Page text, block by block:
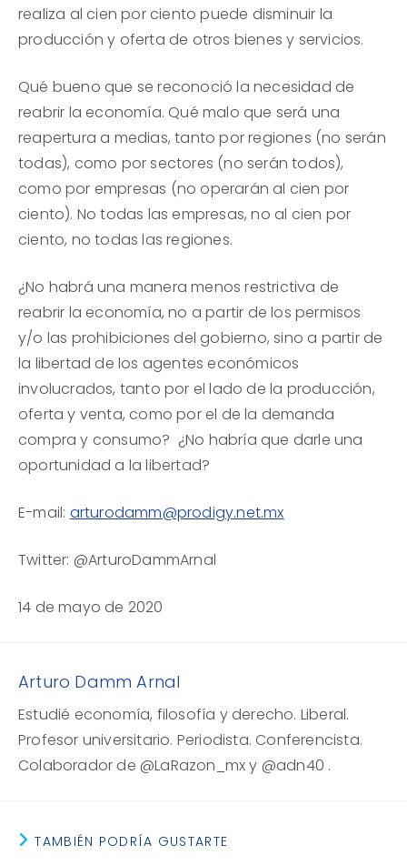
realiza al cien por ciento puede disminuir la
producción y oferta de otros bienes y servicios.
Qué bueno que se reconoció la necesidad de
reabrir la economía. Qué malo que será una
reapertura a medias, tanto por regiones (no serán
todas), como por sectores (no serán todos),
como por empresas (no operarán al cien por
ciento). No todas las empresas, no al cien por
ciento, no todas las regiones.
¿No habrá una manera menos restrictiva de
reabrir la economía, no a partir de los permisos
y/o las prohibiciones del gobierno, sino a partir de
la libertad de los agentes económicos
involucrados, tanto por el lado de la producción,
oferta y venta, como por el de la demanda
compra y consumo? ¿No habría que darle una
oportunidad a la libertad?
E-mail: arturodamm@prodigy.net.mx
Twitter: @ArturoDammArnal
14 de mayo de 2020
Arturo Damm Arnal
Estudié economía, filosofía y derecho. Liberal.
Profesor universitario. Periodista. Conferencista.
Colaborador de @LaRazon_mx y @adn40 .
TAMBIÉN PODRÍA GUSTARTE